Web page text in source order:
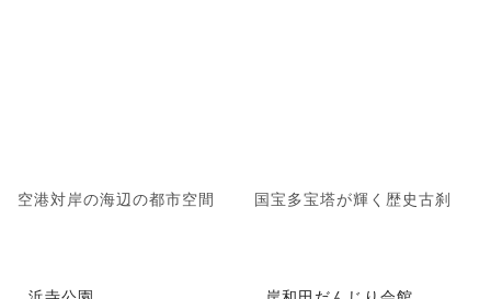
空港対岸の海辺の都市空間 国宝多宝塔が輝く歴史古刹